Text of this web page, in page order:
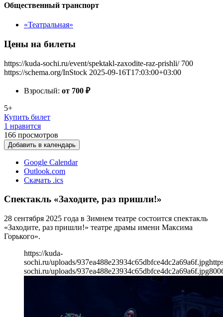
Общественный транспорт
«Театральная»
Цены на билеты
https://kuda-sochi.ru/event/spektakl-zaxodite-raz-prishli/ 700
https://schema.org/InStock 2025-09-16T17:03:00+03:00
Взрослый: от 700 ₽
5+
Купить билет
1 нравится
166 просмотров
Добавить в календарь
Google Calendar
Outlook.com
Скачать .ics
Спектакль «Заходите, раз пришли!»
28 сентября 2025 года в Зимнем театре состоится спектакль
«Заходите, раз пришли!» театре драмы имени Максима
Горького».
https://kuda-
sochi.ru/uploads/937ea488e23934c65dbfce4dc2a69a6f.jpg
sochi.ru/uploads/937ea488e23934c65dbfce4dc2a69a6f.jpg800